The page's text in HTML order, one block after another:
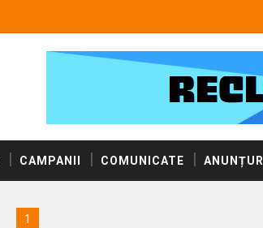
CAMPANII COMUNICATE ANUNȚURI
1